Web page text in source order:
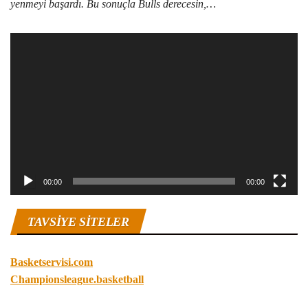
yenmeyi başardı. Bu sonuçla Bulls derecesin,…
00:00 00:00
TAVSIYE SITELER
Basketservisi.com
Championsleague.basketball